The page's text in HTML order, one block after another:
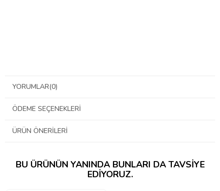
YORUMLAR(0)
ÖDEME SEÇENEKLERI
ÜRÜN ÖNERILERI
BU ÜRÜNÜN YANINDA BUNLARI DA TAVSIYE
EDIYORUZ.